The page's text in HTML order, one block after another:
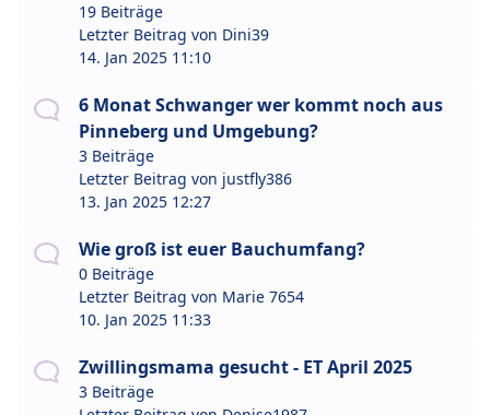
19 Beiträge
Letzter Beitrag von Dini39
14. Jan 2025 11:10
6 Monat Schwanger wer kommt noch aus
Pinneberg und Umgebung?
3 Beiträge
Letzter Beitrag von justfly386
13. Jan 2025 12:27
Wie groß ist euer Bauchumfang?
0 Beiträge
Letzter Beitrag von Marie 7654
10. Jan 2025 11:33
Zwillingsmama gesucht - ET April 2025
3 Beiträge